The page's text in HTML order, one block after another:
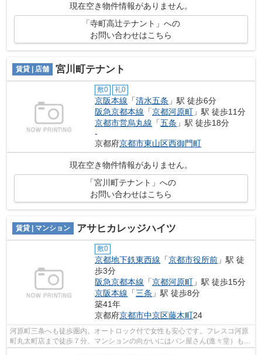
現在空き物件情報がありません。
「寺町高辻テナント」への
お問い合わせはこちら
賃貸 | 店舗 宮川町テナント
敷0 礼0
京阪本線 「清水五条 」駅 徒歩6分
阪急京都本線 「京都河原町 」駅 徒歩11分
京都市営烏丸線 「五条 」駅 徒歩18分
-
京都府京都市東山区西御門町
現在空き物件情報がありません。
「宮川町テナント」への
お問い合わせはこちら
賃貸 | マンション アサヒカレッジハイツ
敷0
京都地下鉄東西線 「京都市役所前 」駅 徒
歩3分
阪急京都本線 「京都河原町 」駅 徒歩15分
京阪本線 「三条 」駅 徒歩8分
築41年
京都府京都市中京区藤木町24
河原町三条へも徒歩圏内。オートロック付で女性も安心です。フレスコ河原
町丸太町店まで徒歩７分、マンションの向かいにはパン屋さん(進々堂）もあ